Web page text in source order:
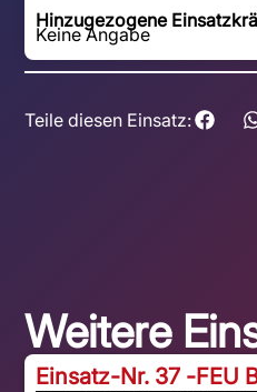
Hinzugezogene
Keine Angabe
Teile diesen Einsatz:
Weitere
Einsatz-Nr. 37 -FEU